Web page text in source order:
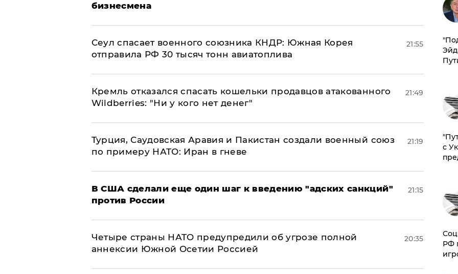
бизнесмена
​Сеул спасает военного союзника КНДР: Южная Корея
отправила РФ 30 тысяч тонн авиатоплива
21:55
Кремль отказался спасать кошельки продавцов атакованного
Wildberries: "Ни у кого нет денег"
21:49
Турция, Саудовская Аравия и Пакистан создали военный союз
по примеру НАТО: Иран в гневе
21:19
В США сделали еще один шаг к введению "адских санкций"
против России
21:15
Четыре страны НАТО предупредили об угрозе полной
аннексии Южной Осетии Россией
20:35
с
РФ